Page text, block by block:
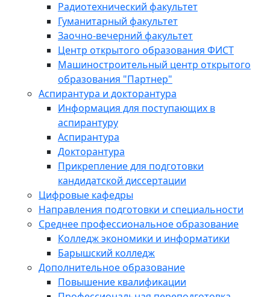
Радиотехнический факультет
Гуманитарный факультет
Заочно-вечерний факультет
Центр открытого образования ФИСТ
Машиностроительный центр открытого
образования "Партнер"
Аспирантура и докторантура
Информация для поступающих в
аспирантуру
Аспирантура
Докторантура
Прикрепление для подготовки
кандидатской диссертации
Цифровые кафедры
Направления подготовки и специальности
Среднее профессиональное образование
Колледж экономики и информатики
Барышский колледж
Дополнительное образование
Повышение квалификации